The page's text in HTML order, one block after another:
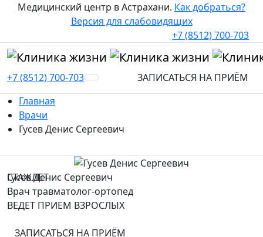
Медицинский центр в Астрахани. Как добраться?
Версия для слабовидящих
+7 (8512) 700-703
+7 (8512) 700-703
ЗАПИСАТЬСЯ НА ПРИЁМ
Главная
Врачи
Гусев Денис Сергеевич
СТАЖЛЕТ
Гусев Денис Сергеевич
Врач травматолог-ортопед
ВЕДЕТ ПРИЕМ ВЗРОСЛЫХ
ЗАПИСАТЬСЯ НА ПРИЁМ